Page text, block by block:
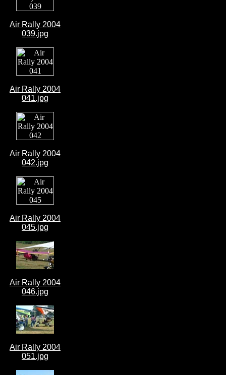
Air Rally 2004
039.jpg
Air Rally 2004
041.jpg
Air Rally 2004
042.jpg
Air Rally 2004
045.jpg
Air Rally 2004
046.jpg
Air Rally 2004
051.jpg